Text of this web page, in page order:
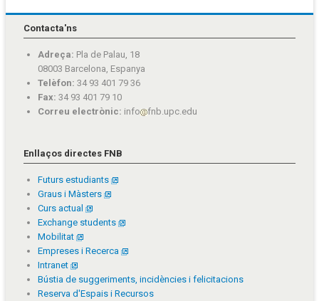
Contacta'ns
Adreça: Pla de Palau, 18
08003 Barcelona, Espanya
Telèfon: 34 93 401 79 36
Fax: 34 93 401 79 10
Correu electrònic: info fnb.upc.edu
Enllaços directes FNB
Futurs estudiants
Graus i Màsters
Curs actual
Exchange students
Mobilitat
Empreses i Recerca
Intranet
Bústia de suggeriments, incidències i felicitacions
Reserva d'Espais i Recursos